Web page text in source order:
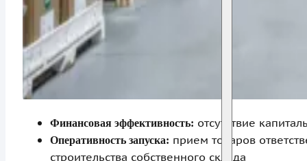
Финансовая эффективность: отсутствие
Оперативность запуска: прием товаров
строительства собственного склада